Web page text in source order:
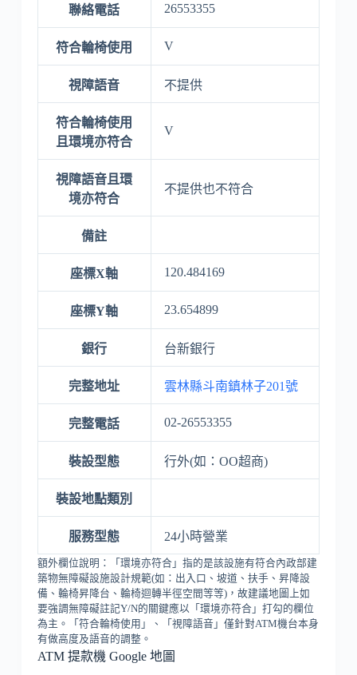
聯絡電話 26553355
符合輪椅使用 V
視障語音 不提供
符合輪椅使用
且環境亦符合
V
視障語音且環
境亦符合
不提供也不符合
備註
座標X軸 120.484169
座標Y軸 23.654899
銀行 台新銀行
完整地址 雲林縣斗南鎮林子201號
完整電話 02-26553355
裝設型態 行外(如：OO超商)
裝設地點類別
服務型態 24小時營業
額外欄位說明：「環境亦符合」指的是該設施有符合內政部建
築物無障礙設施設計規範(如：出入口、坡道、扶手、昇降設
備、輪椅昇降台、輪椅迴轉半徑空間等等)，故建議地圖上如
要強調無障礙註記Y/N的關鍵應以「環境亦符合」打勾的欄位
為主。「符合輪椅使用」、「視障語音」僅針對ATM機台本身
有做高度及語音的調整。
ATM 提款機 Google 地圖